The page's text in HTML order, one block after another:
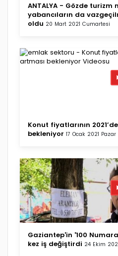
ANTALYA - Gözde turizm
yabancıların da
oldu 20 Mart 2021 Cumartesi
Konut fiyatlarının
bekleniyor 17 Ocak 2021 Pazar
Gaziantep'in '100
kez iş değiştirdi 24 Ekim